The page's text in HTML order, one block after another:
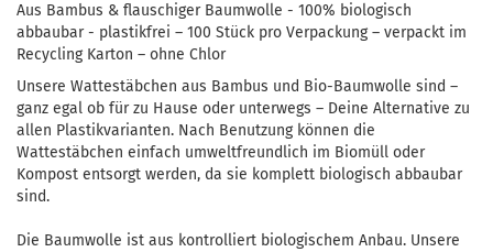
Aus Bambus & flauschiger Baumwolle - 100% biologisch
abbaubar - plastikfrei – 100 Stück pro Verpackung – verpackt im
Recycling Karton – ohne Chlor
Unsere Wattestäbchen aus Bambus und Bio-Baumwolle sind –
ganz egal ob für zu Hause oder unterwegs – Deine Alternative zu
allen Plastikvarianten. Nach Benutzung können die
Wattestäbchen einfach umweltfreundlich im Biomüll oder
Kompost entsorgt werden, da sie komplett biologisch abbaubar
sind.
Die Baumwolle ist aus kontrolliert biologischem Anbau. Unsere